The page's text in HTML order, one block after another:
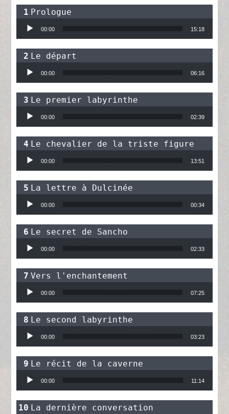
Prologue
Lecteur audio
00:00 15:18
Le départ
Lecteur audio
00:00 06:16
Le premier labyrinthe
Lecteur audio
00:00 02:39
Le chevalier de la triste figure
Lecteur audio
00:00 13:51
La lettre à Dulcinée
Lecteur audio
00:00 00:34
Le secret de Sancho
Lecteur audio
00:00 02:33
Vers l'enchantement
Lecteur audio
00:00 07:25
Le second labyrinthe
Lecteur audio
00:00 03:23
Le récit de la caverne
Lecteur audio
00:00 11:14
La dernière conversation